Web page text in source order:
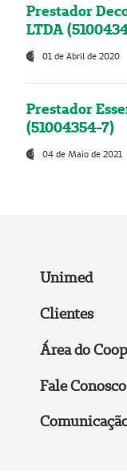
Prestador
LTDA
01 de Abril de 2020
Prestador
(51004354-7)
04 de Maio de 2021
Unimed
Clientes
Área do
Fale Conosco